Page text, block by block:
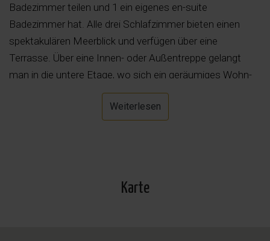
Badezimmer teilen und 1 ein eigenes en-suite
Badezimmer hat. Alle drei Schlafzimmer bieten einen
spektakulären Meerblick und verfügen über eine
Terrasse. Über eine Innen- oder Außentreppe gelangt
man in die untere Etage, wo sich ein geräumiges Wohn-
Esszimmer mit offener Küche, ein Hauswirtschaftsraum
und eine Gästetoilette befinden. Ebenfalls auf dieser
Weiterlesen
Karte